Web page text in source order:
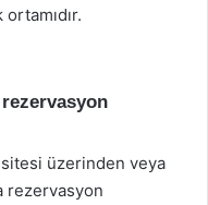
rezervasyon
sitesi üzerinden veya
rezervasyon